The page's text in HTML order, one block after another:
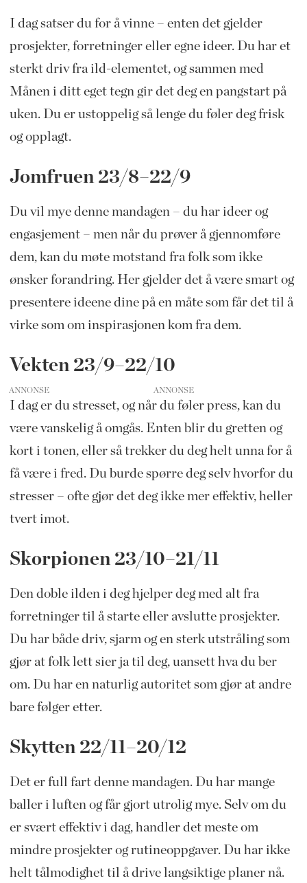
I dag satser du for å vinne – enten det gjelder
prosjekter, forretninger eller egne ideer. Du har et
sterkt driv fra ild-elementet, og sammen med
Månen i ditt eget tegn gir det deg en pangstart på
uken. Du er ustoppelig så lenge du føler deg frisk
og opplagt.
Jomfruen 23/8–22/9
Du vil mye denne mandagen – du har ideer og
engasjement – men når du prøver å gjennomføre
dem, kan du møte motstand fra folk som ikke
ønsker forandring. Her gjelder det å være smart og
presentere ideene dine på en måte som får det til å
virke som om inspirasjonen kom fra dem.
Vekten 23/9–22/10
ANNONSE
I dag er du stresset, og når du føler press, kan du
være vanskelig å omgås. Enten blir du gretten og
kort i tonen, eller så trekker du deg helt unna for å
få være i fred. Du burde spørre deg selv hvorfor du
stresser – ofte gjør det deg ikke mer effektiv, heller
tvert imot.
Skorpionen 23/10–21/11
Den doble ilden i deg hjelper deg med alt fra
forretninger til å starte eller avslutte prosjekter.
Du har både driv, sjarm og en sterk utstråling som
gjør at folk lett sier ja til deg, uansett hva du ber
om. Du har en naturlig autoritet som gjør at andre
bare følger etter.
Skytten 22/11–20/12
Det er full fart denne mandagen. Du har mange
baller i luften og får gjort utrolig mye. Selv om du
er svært effektiv i dag, handler det meste om
mindre prosjekter og rutineoppgaver. Du har ikke
helt tålmodighet til å drive langsiktige planer nå.